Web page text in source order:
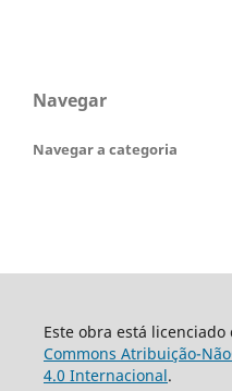
Navegar
Navegar a categoria
Este obra está licenciado
Commons Atribuição-
4.0 Internacional.